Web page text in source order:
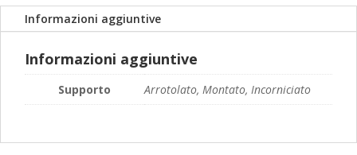
189,00€
Informazioni aggiuntive
Informazioni aggiuntive
Supporto Arrotolato, Montato, Incorniciato